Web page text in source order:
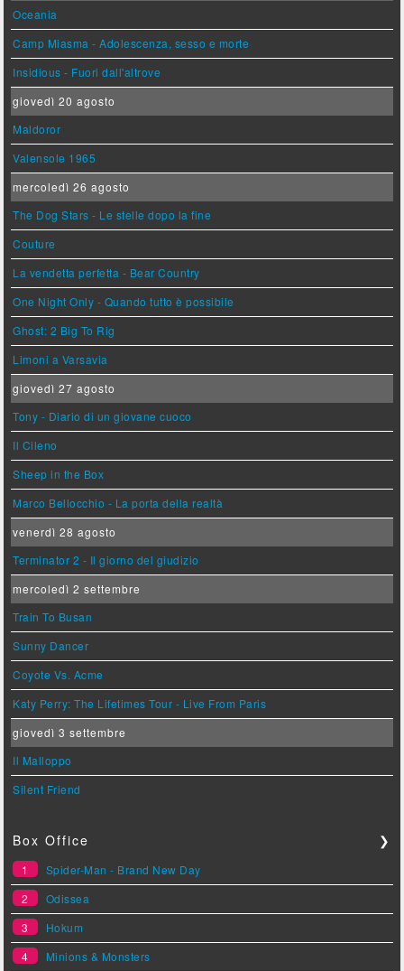
Oceania
Camp Miasma - Adolescenza, sesso e morte
Insidious - Fuori dall'altrove
giovedì 20 agosto
Maldoror
Valensole 1965
mercoledì 26 agosto
The Dog Stars - Le stelle dopo la fine
Couture
La vendetta perfetta - Bear Country
One Night Only - Quando tutto è possibile
Ghost: 2 Big To Rig
Limoni a Varsavia
giovedì 27 agosto
Tony - Diario di un giovane cuoco
Il Cileno
Sheep in the Box
Marco Bellocchio - La porta della realtà
venerdì 28 agosto
Terminator 2 - Il giorno del giudizio
mercoledì 2 settembre
Train To Busan
Sunny Dancer
Coyote Vs. Acme
Katy Perry: The Lifetimes Tour - Live From Paris
giovedì 3 settembre
Il Malloppo
Silent Friend
Box Office ❯
1
Spider-Man - Brand New Day
2
Odissea
3
Hokum
4
Minions & Monsters